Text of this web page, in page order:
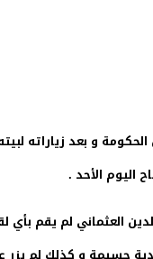
و بعد زياراته
اليوم الأحد .
العثماني لم يقم بأي